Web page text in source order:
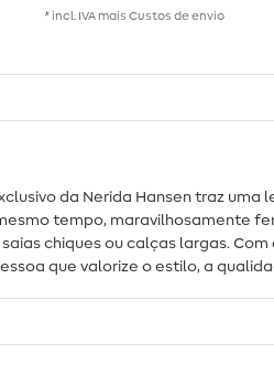
* incl. IVA mais Custos de envio
da Nerida Hansen traz uma
tempo, maravilhosamente
chiques ou calças largas.
que valorize o estilo, a